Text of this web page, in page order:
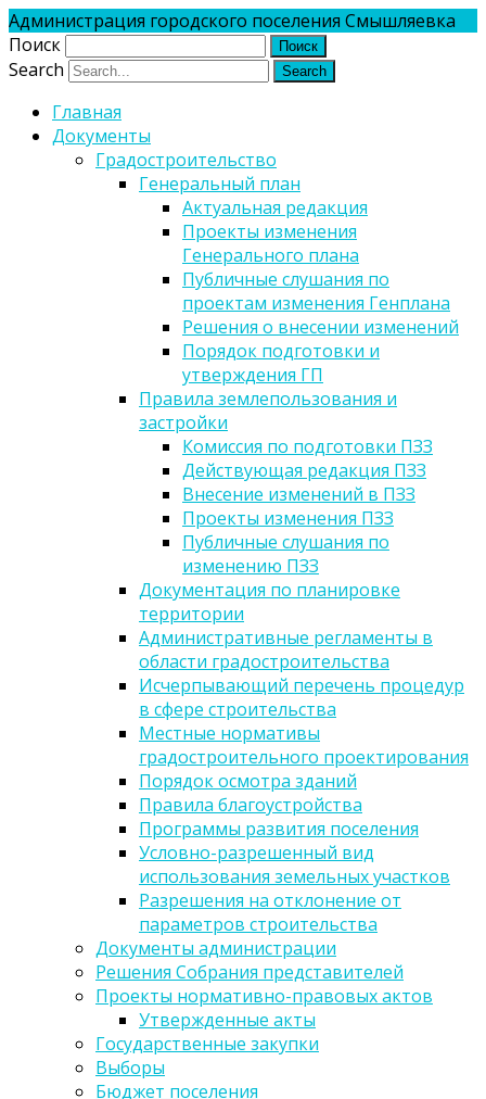
Администрация городского поселения Смышляевка
Поиск
Search
Главная
Документы
Градостроительство
Генеральный план
Актуальная редакция
Проекты изменения
Генерального плана
Публичные слушания по
проектам изменения Генплана
Решения о внесении изменений
Порядок подготовки и
утверждения ГП
Правила землепользования и
застройки
Комиссия по подготовки ПЗЗ
Действующая редакция ПЗЗ
Внесение изменений в ПЗЗ
Проекты изменения ПЗЗ
Публичные слушания по
изменению ПЗЗ
Документация по планировке
территории
Административные регламенты в
области градостроительства
Исчерпывающий перечень процедур
в сфере строительства
Местные нормативы
градостроительного проектирования
Порядок осмотра зданий
Правила благоустройства
Программы развития поселения
Условно-разрешенный вид
использования земельных участков
Разрешения на отклонение от
параметров строительства
Документы администрации
Решения Собрания представителей
Проекты нормативно-правовых актов
Утвержденные акты
Государственные закупки
Выборы
Бюджет поселения